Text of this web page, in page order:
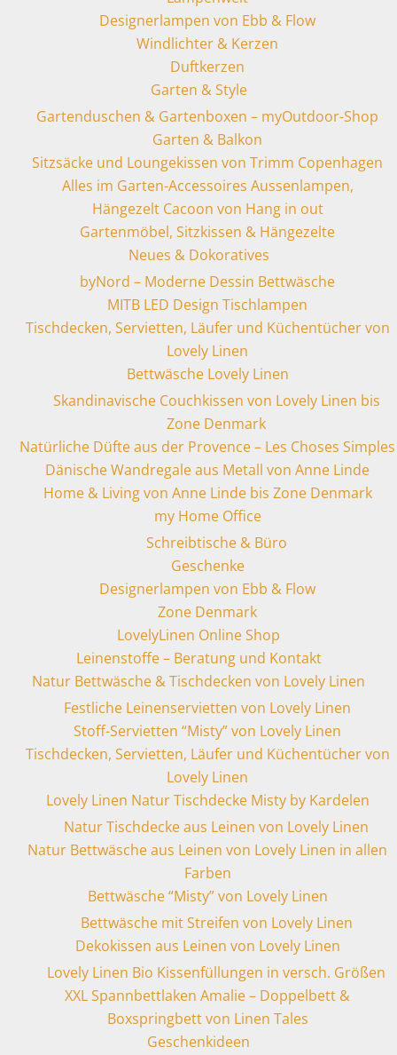
Designerlampen von Ebb & Flow
Windlichter & Kerzen
Duftkerzen
Garten & Style
Gartenduschen & Gartenboxen – myOutdoor-Shop
Garten & Balkon
Sitzsäcke und Loungekissen von Trimm Copenhagen
Alles im Garten-Accessoires Aussenlampen,
Hängezelt Cacoon von Hang in out
Gartenmöbel, Sitzkissen & Hängezelte
Neues & Dokoratives
byNord – Moderne Dessin Bettwäsche
MITB LED Design Tischlampen
Tischdecken, Servietten, Läufer und Küchentücher von
Lovely Linen
Bettwäsche Lovely Linen
Skandinavische Couchkissen von Lovely Linen bis
Zone Denmark
Natürliche Düfte aus der Provence – Les Choses Simples
Dänische Wandregale aus Metall von Anne Linde
Home & Living von Anne Linde bis Zone Denmark
my Home Office
Schreibtische & Büro
Geschenke
Designerlampen von Ebb & Flow
Zone Denmark
LovelyLinen Online Shop
Leinenstoffe – Beratung und Kontakt
Natur Bettwäsche & Tischdecken von Lovely Linen
Festliche Leinenservietten von Lovely Linen
Stoff-Servietten “Misty” von Lovely Linen
Tischdecken, Servietten, Läufer und Küchentücher von
Lovely Linen
Lovely Linen Natur Tischdecke Misty by Kardelen
Natur Tischdecke aus Leinen von Lovely Linen
Natur Bettwäsche aus Leinen von Lovely Linen in allen
Farben
Bettwäsche “Misty” von Lovely Linen
Bettwäsche mit Streifen von Lovely Linen
Dekokissen aus Leinen von Lovely Linen
Lovely Linen Bio Kissenfüllungen in versch. Größen
XXL Spannbettlaken Amalie – Doppelbett &
Boxspringbett von Linen Tales
Geschenkideen